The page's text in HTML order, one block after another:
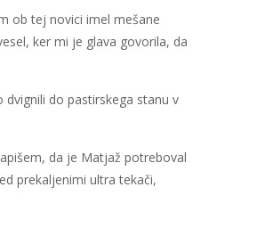
ob tej novici imel mešane
ker mi je glava govorila, da
do pastirskega stanu v
da je Matjaž potreboval
prekaljenimi ultra tekači,